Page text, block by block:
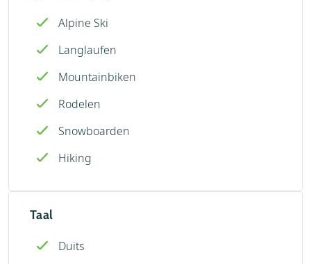
Alpine Ski
Langlaufen
Mountainbiken
Rodelen
Snowboarden
Hiking
Taal
Duits